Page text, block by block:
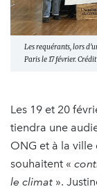
Les requérants, lors
Paris le 17 février.
Les 19 et 20
tiendra une
ONG et à la ville
souhaitent «
le climat ».